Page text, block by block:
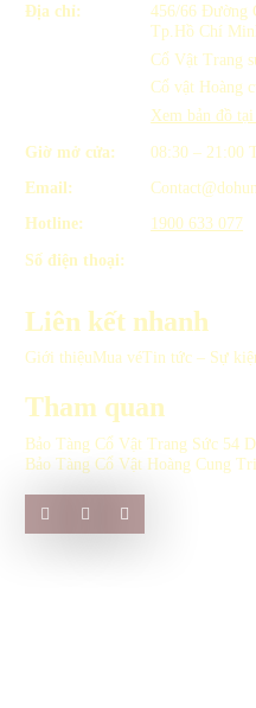
Địa chỉ:
456/66 Đường
Tp.Hồ Chí
Cổ Vật Trang
Cổ vật Hoàng
Xem bản đồ
Giờ mở cửa: 08:30 – 21:00
Email:
Hotline: 1900 633 077
Số điện thoại:
Liên kết nhanh
Giới thiệu Mua véTin tức – Sự
Tham quan
Bảo Tàng Cổ Vật Trang Sức 54
Bảo Tàng Cổ Vật Hoàng Cung